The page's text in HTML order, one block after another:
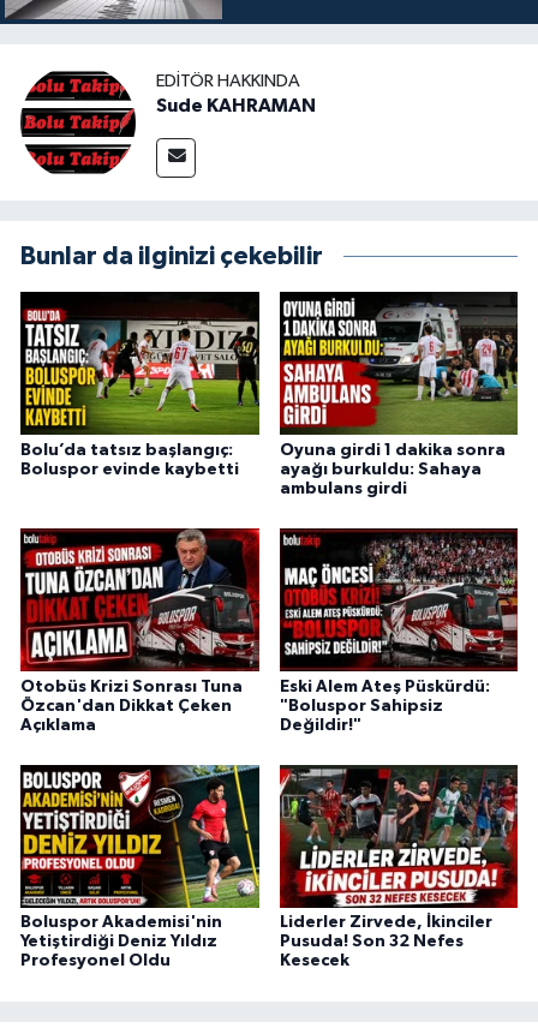
EDITÖR HAKKINDA
Sude KAHRAMAN
Bunlar da ilginizi çekebilir
Bolu’da tatsız başlangıç:
Boluspor evinde kaybetti
Oyuna girdi 1 dakika sonra
ayağı burkuldu: Sahaya
ambulans girdi
Otobüs Krizi Sonrası Tuna
Özcan'dan Dikkat Çeken
Açıklama
Eski Alem Ateş Püskürdü:
"Boluspor Sahipsiz
Değildir!"
Boluspor Akademisi'nin
Yetiştirdiği Deniz Yıldız
Profesyonel Oldu
Liderler Zirvede, İkinciler
Pusuda! Son 32 Nefes
Kesecek